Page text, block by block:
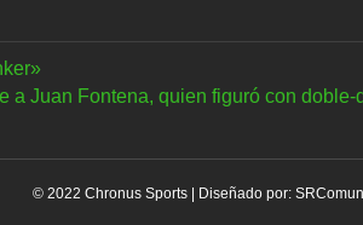
a Juan Fontena, quien figuró con
© 2022 Chronus Sports | Diseñado por: